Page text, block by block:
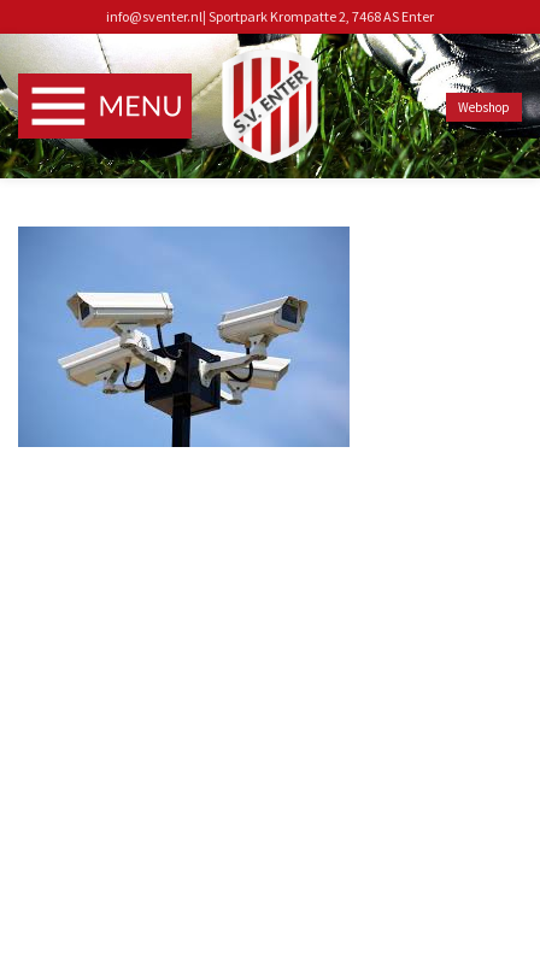
info@sventer.nl| Sportpark Krompatte 2, 7468 AS Enter
Webshop